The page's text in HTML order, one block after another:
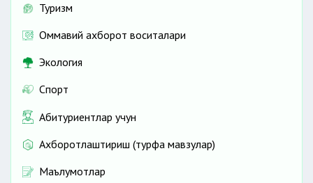
Туризм
Оммавий ахборот воситалари
Экология
Спорт
Абитуриентлар учун
Ахборотлаштириш (турфа мавзулар)
Маълумотлар